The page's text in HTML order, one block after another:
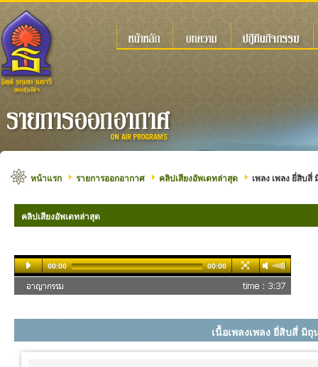
หน้าแรก รายการออกอากาศ คลิปเสียงอัพเดทล่าสุด เพลง เพลง ยี่สิบสี่
คลิปเสียงอัพเดทล่าสุด
เนื้อเพลงเพลง ยี่สิบสี่ มิถุ